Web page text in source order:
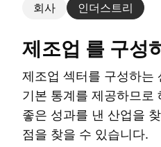
회사 인더스트리
제조업 를 구
제조업 섹터를 구성하는
기본 통계를 제공하므로
좋은 성과를 낸 산업을
점을 찾을 수 있습니다.